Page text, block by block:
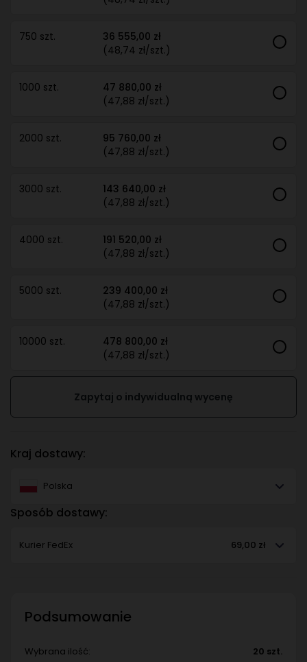
750 szt.
36 555,00 zł
(48,74 zł/szt.)
1000 szt.
47 880,00 zł
(47,88 zł/szt.)
2000 szt.
95 760,00 zł
(47,88 zł/szt.)
3000 szt.
143 640,00 zł
(47,88 zł/szt.)
4000 szt.
191 520,00 zł
(47,88 zł/szt.)
5000 szt.
239 400,00 zł
(47,88 zł/szt.)
10000 szt.
478 800,00 zł
(47,88 zł/szt.)
Zapytaj o indywidualną wycenę
Kraj dostawy:
Polska
Sposób dostawy:
Kurier FedEx 69,00 zł
Podsumowanie
Wybrana ilość:
20 szt.